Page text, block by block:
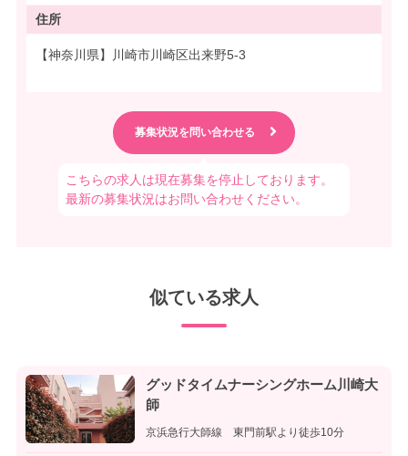
住所
【神奈川県】川崎市川崎区出来野5-3
こちらの求人は現在募集を停止しております。
最新の募集状況はお問い合わせください。
似ている求人
グッドタイムナーシングホーム川崎大
師
京浜急行大師線 東門前駅より徒歩10分